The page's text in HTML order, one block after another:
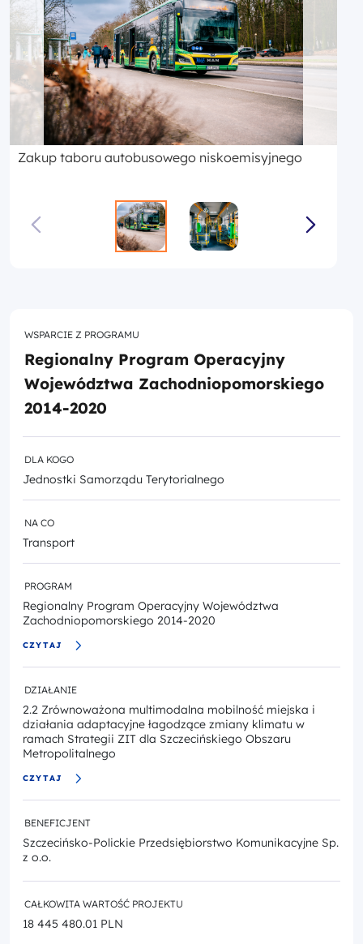
Zakup taboru autobusowego niskoemisyjnego
WSPARCIE Z PROGRAMU
Regionalny Program Operacyjny
Województwa Zachodniopomorskiego
2014-2020
DLA KOGO
Jednostki Samorządu Terytorialnego
NA CO
Transport
PROGRAM
Regionalny Program Operacyjny Województwa
Zachodniopomorskiego 2014-2020
CZYTAJ
DZIAŁANIE
2.2 Zrównoważona multimodalna mobilność miejska i
działania adaptacyjne łagodzące zmiany klimatu w
ramach Strategii ZIT dla Szczecińskiego Obszaru
Metropolitalnego
CZYTAJ
BENEFICJENT
Szczecińsko-Polickie Przedsiębiorstwo Komunikacyjne Sp.
z o.o.
CAŁKOWITA WARTOŚĆ PROJEKTU
18 445 480.01 PLN